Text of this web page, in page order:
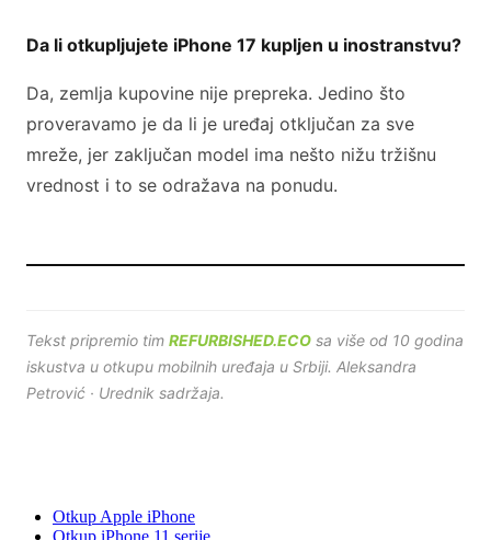
Da li otkupljujete iPhone 17 kupljen u inostranstvu?
Da, zemlja kupovine nije prepreka. Jedino što
proveravamo je da li je uređaj otključan za sve
mreže, jer zaključan model ima nešto nižu tržišnu
vrednost i to se odražava na ponudu.
Tekst pripremio tim REFURBISHED.ECO sa više od 10 godina
iskustva u otkupu mobilnih uređaja u Srbiji. Aleksandra
Petrović · Urednik sadržaja.
Otkup Apple iPhone